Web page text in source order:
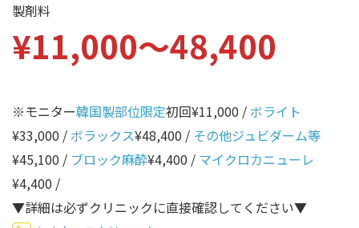
鼻翼基部
頬
口角
顎
ヒアルロン酸リフトアッ
10代
40代
製剤料
¥11,000〜48,400
※モニター韓国製部位限定初回¥11,000 / ボライト
¥33,000 / ボラックス¥48,400 / その他ジュビダーム等
¥45,100 / ブロック麻酔¥4,400 / マイクロカニューレ
¥4,400 /
▼詳細は必ずクリニックに直接確認してください▼